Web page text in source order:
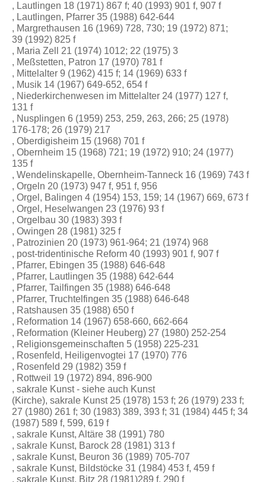
, Lautlingen 18 (1971) 867 f; 40 (1993) 901 f, 907 f
, Lautlingen, Pfarrer 35 (1988) 642-644
, Margrethausen 16 (1969) 728, 730; 19 (1972) 871;
39 (1992) 825 f
, Maria Zell 21 (1974) 1012; 22 (1975) 3
, Meßstetten, Patron 17 (1970) 781 f
, Mittelalter 9 (1962) 415 f; 14 (1969) 633 f
, Musik 14 (1967) 649-652, 654 f
, Niederkirchenwesen im Mittelalter 24 (1977) 127 f,
131 f
, Nusplingen 6 (1959) 253, 259, 263, 266; 25 (1978)
176-178; 26 (1979) 217
, Oberdigisheim 15 (1968) 701 f
, Obernheim 15 (1968) 721; 19 (1972) 910; 24 (1977)
135 f
, Wendelinskapelle, Obernheim-Tanneck 16 (1969) 743 f
, Orgeln 20 (1973) 947 f, 951 f, 956
, Orgel, Balingen 4 (1954) 153, 159; 14 (1967) 669, 673 f
, Orgel, Heselwangen 23 (1976) 93 f
, Orgelbau 30 (1983) 393 f
, Owingen 28 (1981) 325 f
, Patrozinien 20 (1973) 961-964; 21 (1974) 968
, post-tridentinische Reform 40 (1993) 901 f, 907 f
, Pfarrer, Ebingen 35 (1988) 646-648
, Pfarrer, Lautlingen 35 (1988) 642-644
, Pfarrer, Tailfingen 35 (1988) 646-648
, Pfarrer, Truchtelfingen 35 (1988) 646-648
, Ratshausen 35 (1988) 650 f
, Reformation 14 (1967) 658-660, 662-664
, Reformation (Kleiner Heuberg) 27 (1980) 252-254
, Religionsgemeinschaften 5 (1958) 225-231
, Rosenfeld, Heiligenvogtei 17 (1970) 776
, Rosenfeld 29 (1982) 359 f
, Rottweil 19 (1972) 894, 896-900
, sakrale Kunst - siehe auch Kunst
(Kirche), sakrale Kunst 25 (1978) 153 f; 26 (1979) 233 f;
27 (1980) 261 f; 30 (1983) 389, 393 f; 31 (1984) 445 f; 34
(1987) 589 f, 599, 619 f
, sakrale Kunst, Altäre 38 (1991) 780
, sakrale Kunst, Barock 28 (1981) 313 f
, sakrale Kunst, Beuron 36 (1989) 705-707
, sakrale Kunst, Bildstöcke 31 (1984) 453 f, 459 f
, sakrale Kunst, Bitz 28 (1981)289 f, 290 f